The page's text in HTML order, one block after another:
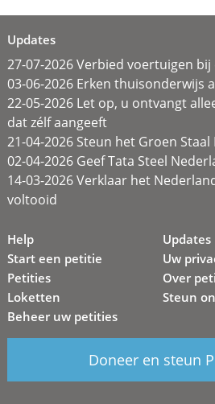
Updates
27-07-2026 Verbied voertuigen
03-06-2026 Erken thuisonderwijs
22-05-2026 Let op, u ontvangt
dat zélf aangeeft
21-04-2026 Steun het Groen
02-04-2026 Geef Tata Steel
14-03-2026 Verklaar het
voltooid
Help
Start een petitie
Petities
Loketten
Beheer uw petities
Updates
Uw
Over
Steun
Doneer en steun